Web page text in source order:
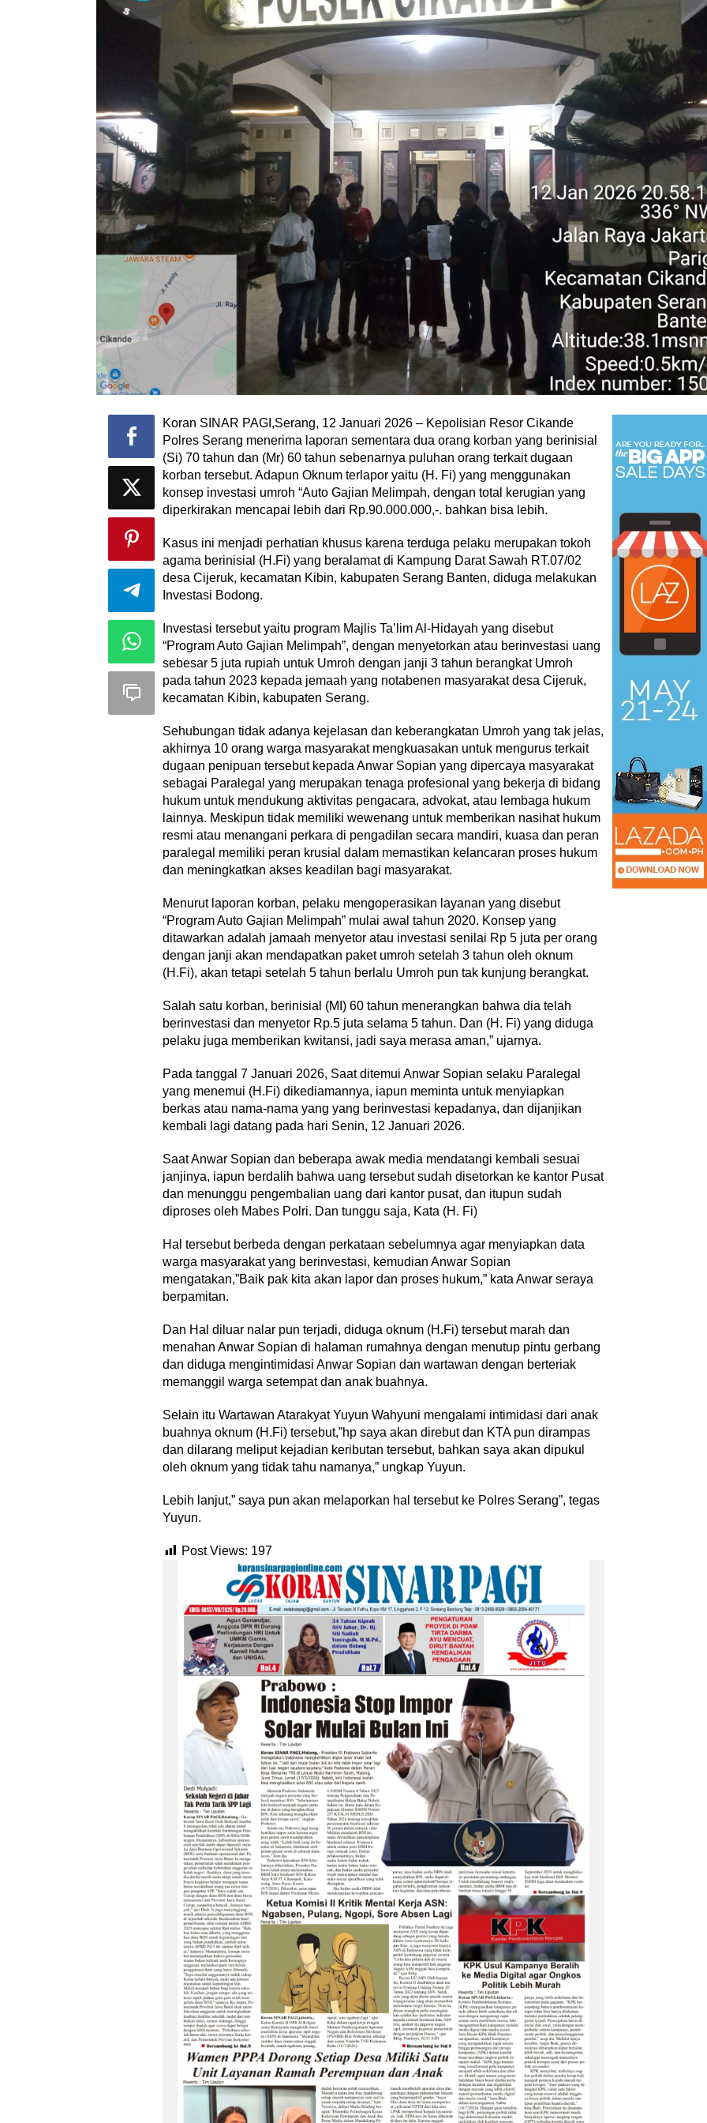
Koran SINAR PAGI,Serang, 12 Januari 2026 – Kepolisian Resor Cikande
Polres Serang menerima laporan sementara dua orang korban yang berinisial
(Si) 70 tahun dan (Mr) 60 tahun sebenarnya puluhan orang terkait dugaan
korban tersebut. Adapun Oknum terlapor yaitu (H. Fi) yang menggunakan
konsep investasi umroh “Auto Gajian Melimpah, dengan total kerugian yang
diperkirakan mencapai lebih dari Rp.90.000.000,-. bahkan bisa lebih.
Kasus ini menjadi perhatian khusus karena terduga pelaku merupakan tokoh
agama berinisial (H.Fi) yang beralamat di Kampung Darat Sawah RT.07/02
desa Cijeruk, kecamatan Kibin, kabupaten Serang Banten, diduga melakukan
Investasi Bodong.
Investasi tersebut yaitu program Majlis Ta’lim Al-Hidayah yang disebut
“Program Auto Gajian Melimpah”, dengan menyetorkan atau berinvestasi uang
sebesar 5 juta rupiah untuk Umroh dengan janji 3 tahun berangkat Umroh
pada tahun 2023 kepada jemaah yang notabenen masyarakat desa Cijeruk,
kecamatan Kibin, kabupaten Serang.
Sehubungan tidak adanya kejelasan dan keberangkatan Umroh yang tak jelas,
akhirnya 10 orang warga masyarakat mengkuasakan untuk mengurus terkait
dugaan penipuan tersebut kepada Anwar Sopian yang dipercaya masyarakat
sebagai Paralegal yang merupakan tenaga profesional yang bekerja di bidang
hukum untuk mendukung aktivitas pengacara, advokat, atau lembaga hukum
lainnya. Meskipun tidak memiliki wewenang untuk memberikan nasihat hukum
resmi atau menangani perkara di pengadilan secara mandiri, kuasa dan peran
paralegal memiliki peran krusial dalam memastikan kelancaran proses hukum
dan meningkatkan akses keadilan bagi masyarakat.
Menurut laporan korban, pelaku mengoperasikan layanan yang disebut
“Program Auto Gajian Melimpah” mulai awal tahun 2020. Konsep yang
ditawarkan adalah jamaah menyetor atau investasi senilai Rp 5 juta per orang
dengan janji akan mendapatkan paket umroh setelah 3 tahun oleh oknum
(H.Fi), akan tetapi setelah 5 tahun berlalu Umroh pun tak kunjung berangkat.
Salah satu korban, berinisial (MI) 60 tahun menerangkan bahwa dia telah
berinvestasi dan menyetor Rp.5 juta selama 5 tahun. Dan (H. Fi) yang diduga
pelaku juga memberikan kwitansi, jadi saya merasa aman,” ujarnya.
Pada tanggal 7 Januari 2026, Saat ditemui Anwar Sopian selaku Paralegal
yang menemui (H.Fi) dikediamannya, iapun meminta untuk menyiapkan
berkas atau nama-nama yang yang berinvestasi kepadanya, dan dijanjikan
kembali lagi datang pada hari Senin, 12 Januari 2026.
Saat Anwar Sopian dan beberapa awak media mendatangi kembali sesuai
janjinya, iapun berdalih bahwa uang tersebut sudah disetorkan ke kantor Pusat
dan menunggu pengembalian uang dari kantor pusat, dan itupun sudah
diproses oleh Mabes Polri. Dan tunggu saja, Kata (H. Fi)
Hal tersebut berbeda dengan perkataan sebelumnya agar menyiapkan data
warga masyarakat yang berinvestasi, kemudian Anwar Sopian
mengatakan,”Baik pak kita akan lapor dan proses hukum,” kata Anwar seraya
berpamitan.
Dan Hal diluar nalar pun terjadi, diduga oknum (H.Fi) tersebut marah dan
menahan Anwar Sopian di halaman rumahnya dengan menutup pintu gerbang
dan diduga mengintimidasi Anwar Sopian dan wartawan dengan berteriak
memanggil warga setempat dan anak buahnya.
Selain itu Wartawan Atarakyat Yuyun Wahyuni mengalami intimidasi dari anak
buahnya oknum (H.Fi) tersebut,”hp saya akan direbut dan KTA pun dirampas
dan dilarang meliput kejadian keributan tersebut, bahkan saya akan dipukul
oleh oknum yang tidak tahu namanya,” ungkap Yuyun.
Lebih lanjut,” saya pun akan melaporkan hal tersebut ke Polres Serang”, tegas
Yuyun.
Post Views: 197
Weekend Bersama Kepala
Sekolah, Lina, S.Pd., M.T.,
Di Akademia, Internasional, Liputan Khusus |
1
Perayaan Belajar & Festival
Gaya Hidup Sehat 2026:
Merayakan Perubahan, Meng…
Di Akademia, Ragam | 8 Agustus 2026
Kemerdekaan dan Maknanya
‎Bupati Tekankan Penguatan
Akar Budaya dalam Pembukaan
Kebudayaan Jadi Penggerak
Implementasi Perda Sumedang
…
JURNAL MATARUMA 2026
MENGUSUNG SEMANGAT